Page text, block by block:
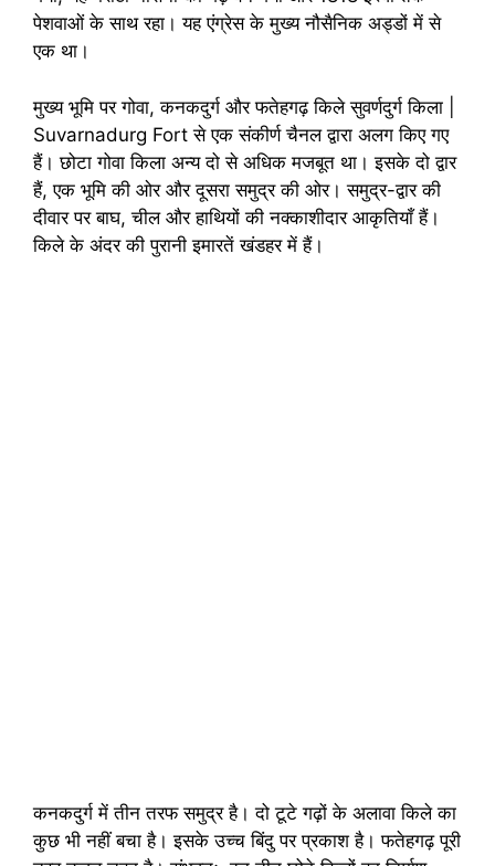
पेशवाओं के साथ रहा। यह एंग्रेस के मुख्य नौसैनिक अड्डों में से
एक था।
मुख्य भूमि पर गोवा, कनकदुर्ग और फतेहगढ़ किले सुवर्णदुर्ग किला |
Suvarnadurg Fort से एक संकीर्ण चैनल द्वारा अलग किए गए
हैं। छोटा गोवा किला अन्य दो से अधिक मजबूत था। इसके दो द्वार
हैं, एक भूमि की ओर और दूसरा समुद्र की ओर। समुद्र-द्वार की
दीवार पर बाघ, चील और हाथियों की नक्काशीदार आकृतियाँ हैं।
किले के अंदर की पुरानी इमारतें खंडहर में हैं।
कनकदुर्ग में तीन तरफ समुद्र है। दो टूटे गढ़ों के अलावा किले का
कुछ भी नहीं बचा है। इसके उच्च बिंदु पर प्रकाश है। फतेहगढ़ पूरी